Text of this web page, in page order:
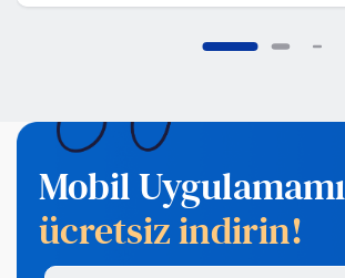
Mobil
ücretsiz indirin!